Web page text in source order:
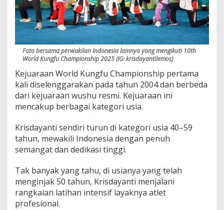
Foto bersama perwakilan Indonesia lainnya yang mengikuti 10th
World Kungfu Championship 2025 (IG: krisdayantilemos)
Kejuaraan World Kungfu Championship pertama
kali diselenggarakan pada tahun 2004 dan berbeda
dari kejuaraan wushu resmi. Kejuaraan ini
mencakup berbagai kategori usia.
Krisdayanti sendiri turun di kategori usia 40–59
tahun, mewakili Indonesia dengan penuh
semangat dan dedikasi tinggi.
Tak banyak yang tahu, di usianya yang telah
menginjak 50 tahun, Krisdayanti menjalani
rangkaian latihan intensif layaknya atlet
profesional.